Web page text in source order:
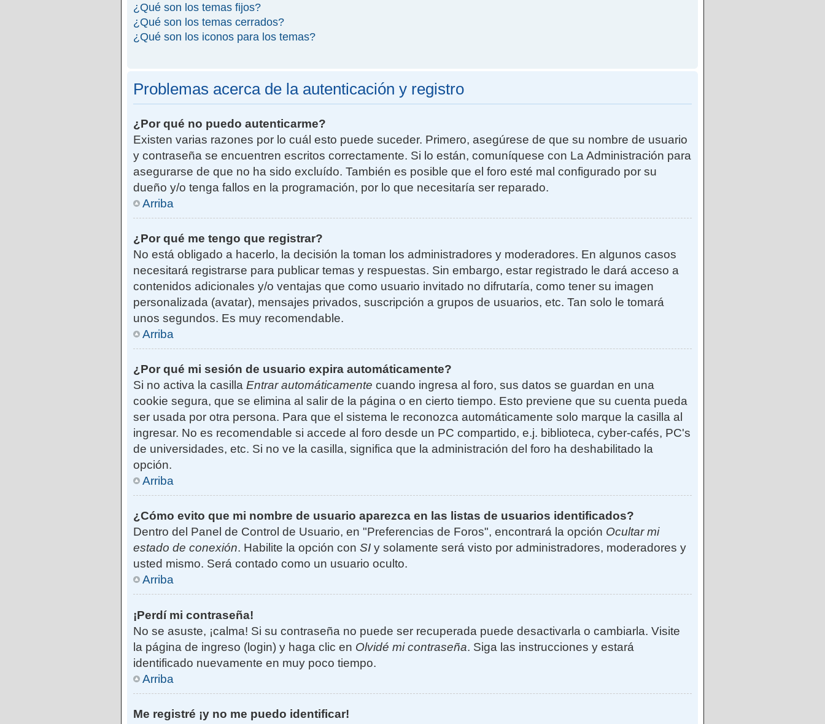
¿Qué son los temas fijos?
¿Qué son los temas cerrados?
¿Qué son los iconos para los temas?
Problemas acerca de la autenticación y registro
¿Por qué no puedo autenticarme?
Existen varias razones por lo cuál esto puede suceder. Primero, asegúrese de que su nombre de usuario
y contraseña se encuentren escritos correctamente. Si lo están, comuníquese con La Administración para
asegurarse de que no ha sido excluído. También es posible que el foro esté mal configurado por su
dueño y/o tenga fallos en la programación, por lo que necesitaría ser reparado.
Arriba
¿Por qué me tengo que registrar?
No está obligado a hacerlo, la decisión la toman los administradores y moderadores. En algunos casos
necesitará registrarse para publicar temas y respuestas. Sin embargo, estar registrado le dará acceso a
contenidos adicionales y/o ventajas que como usuario invitado no difrutaría, como tener su imagen
personalizada (avatar), mensajes privados, suscripción a grupos de usuarios, etc. Tan solo le tomará
unos segundos. Es muy recomendable.
Arriba
¿Por qué mi sesión de usuario expira automáticamente?
Si no activa la casilla Entrar automáticamente cuando ingresa al foro, sus datos se guardan en una
cookie segura, que se elimina al salir de la página o en cierto tiempo. Esto previene que su cuenta pueda
ser usada por otra persona. Para que el sistema le reconozca automáticamente solo marque la casilla al
ingresar. No es recomendable si accede al foro desde un PC compartido, e.j. biblioteca, cyber-cafés, PC's
de universidades, etc. Si no ve la casilla, significa que la administración del foro ha deshabilitado la
opción.
Arriba
¿Cómo evito que mi nombre de usuario aparezca en las listas de usuarios identificados?
Dentro del Panel de Control de Usuario, en "Preferencias de Foros", encontrará la opción Ocultar mi
estado de conexión. Habilite la opción con SI y solamente será visto por administradores, moderadores y
usted mismo. Será contado como un usuario oculto.
Arriba
¡Perdí mi contraseña!
No se asuste, ¡calma! Si su contraseña no puede ser recuperada puede desactivarla o cambiarla. Visite
la página de ingreso (login) y haga clic en Olvidé mi contraseña. Siga las instrucciones y estará
identificado nuevamente en muy poco tiempo.
Arriba
Me registré ¡y no me puedo identificar!